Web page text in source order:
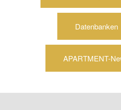
Datenbanken
APARTMENT-